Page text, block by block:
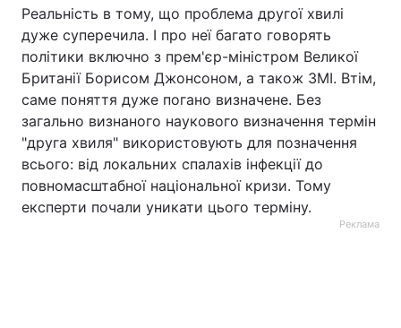
Реальність в тому, що проблема другої хвилі
дуже суперечила. І про неї багато говорять
політики включно з прем'єр-міністром Великої
Британії Борисом Джонсоном, а також ЗМІ. Втім,
саме поняття дуже погано визначене. Без
загально визнаного наукового визначення термін
"друга хвиля" використовують для позначення
всього: від локальних спалахів інфекції до
повномасштабної національної кризи. Тому
експерти почали уникати цього терміну.
Реклама